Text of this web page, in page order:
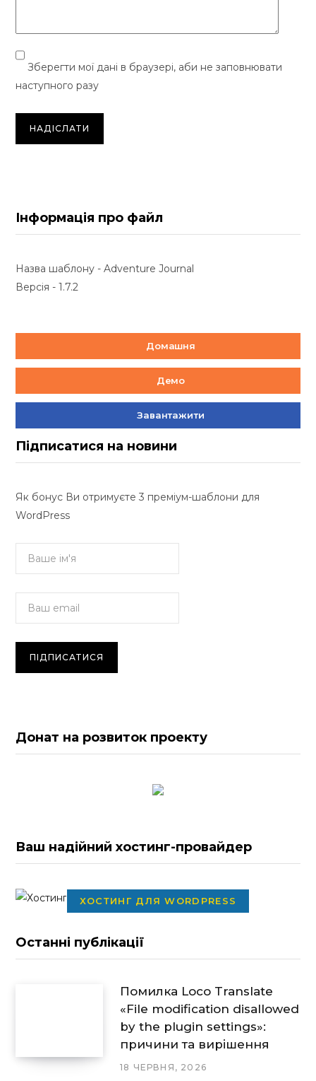
Зберегти мої дані в браузері, аби не заповнювати
наступного разу
Інформація про файл
Назва шаблону - Adventure Journal
Версія - 1.7.2
Домашня
Демо
Завантажити
Підписатися на новини
Як бонус Ви отримуєте 3 преміум-шаблони для
WordPress
Донат на розвиток проекту
Ваш надійний хостинг-провайдер
ХОСТИНГ ДЛЯ WORDPRESS
Останні публікації
Помилка Loco Translate
«File modification disallowed
by the plugin settings»:
причини та вирішення
18 ЧЕРВНЯ, 2026